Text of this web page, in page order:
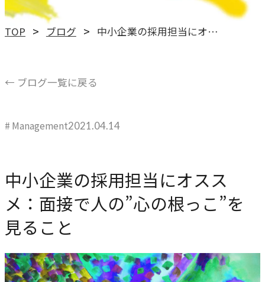
理念経営
ブランディングからマーケティング、組織支援、実行までを
一貫して支援します。
→
選ばれる理由をつくる
TOP ブログ 中小企業の採用担当にオススメ：面接で人の”心の根っこ”を見ること
← ブログ一覧に戻る
# Management2021.04.14
中小企業の採用担当にオスス
メ：面接で人の”心の根っこ”を
見ること